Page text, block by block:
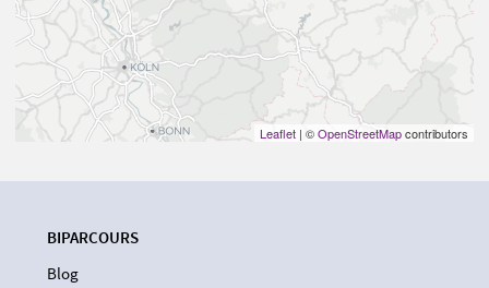
Leaflet | ©OpenStreetMapcontributors
BIPARCOURS
Blog